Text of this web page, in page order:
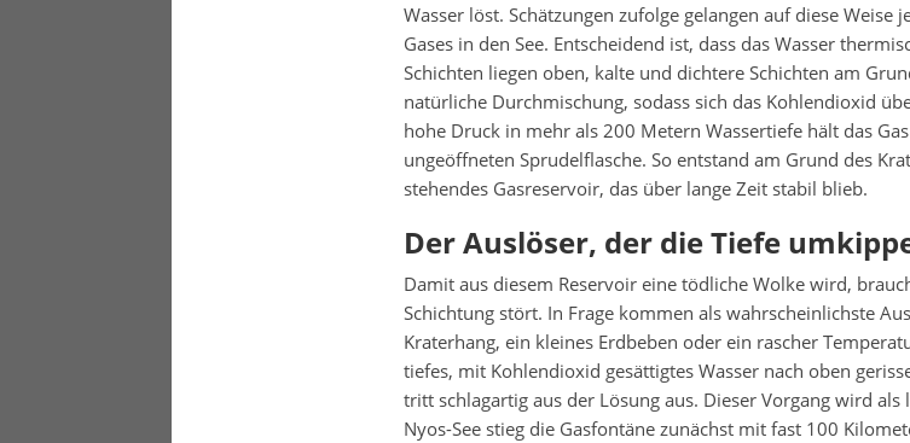
Wasser löst. Schätzungen zufolge gelangen auf diese Weise
Gases in den See. Entscheidend ist, dass das Wasser
Schichten liegen oben, kalte und dichtere Schichten am
natürliche Durchmischung, sodass sich das Kohlendioxid
hohe Druck in mehr als 200 Metern Wassertiefe hält das
ungeöffneten Sprudelflasche. So entstand am Grund des
stehendes Gasreservoir, das über lange Zeit stabil blieb.
Der Auslöser, der die Tiefe
Damit aus diesem Reservoir eine tödliche Wolke wird,
Schichtung stört. In Frage kommen als wahrscheinlichste
Kraterhang, ein kleines Erdbeben oder ein rascher
tiefes, mit Kohlendioxid gesättigtes Wasser nach oben
tritt schlagartig aus der Lösung aus. Dieser Vorgang wird
Nyos-See stieg die Gasfontäne zunächst mit fast 100